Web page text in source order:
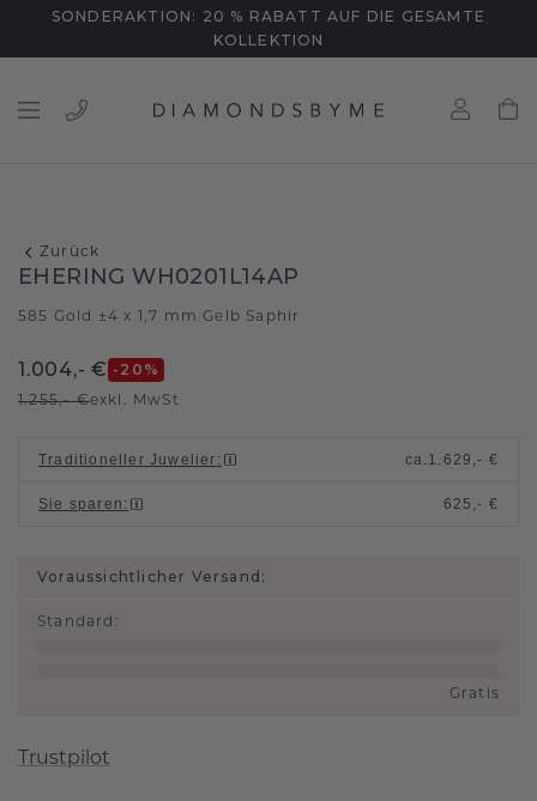
SONDERAKTION: 20 % RABATT AUF DIE GESAMTE
KOLLEKTION
Zurück
EHERING WH0201L14AP
585 Gold ±4 x 1,7 mm /Gelb Saphir
1.004,- € -20 %
1.255,- €exkl. MwSt
Traditioneller Juwelier : ca. 1.629,- €
Sie sparen : 625,- €
Voraussichtlicher Versand:
Standard :
Gratis
Trustpilot